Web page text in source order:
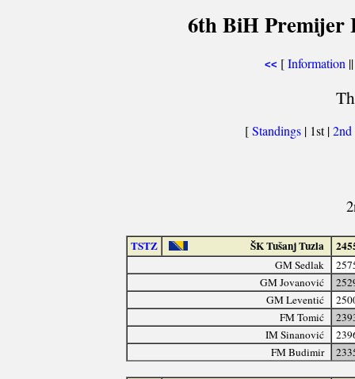
6th BiH Premijer
<< [Information
[Standings | 1st |2nd
TSTZ ŠK Tušanj Tuzla
GM Sedlak
GM Jovanović
GM Leventić
FM Tomić
IM Sinanović
FM Budimir